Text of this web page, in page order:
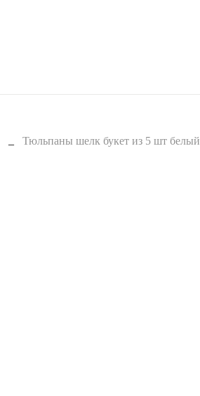
Тюльпаны шелк букет из 5 шт белый